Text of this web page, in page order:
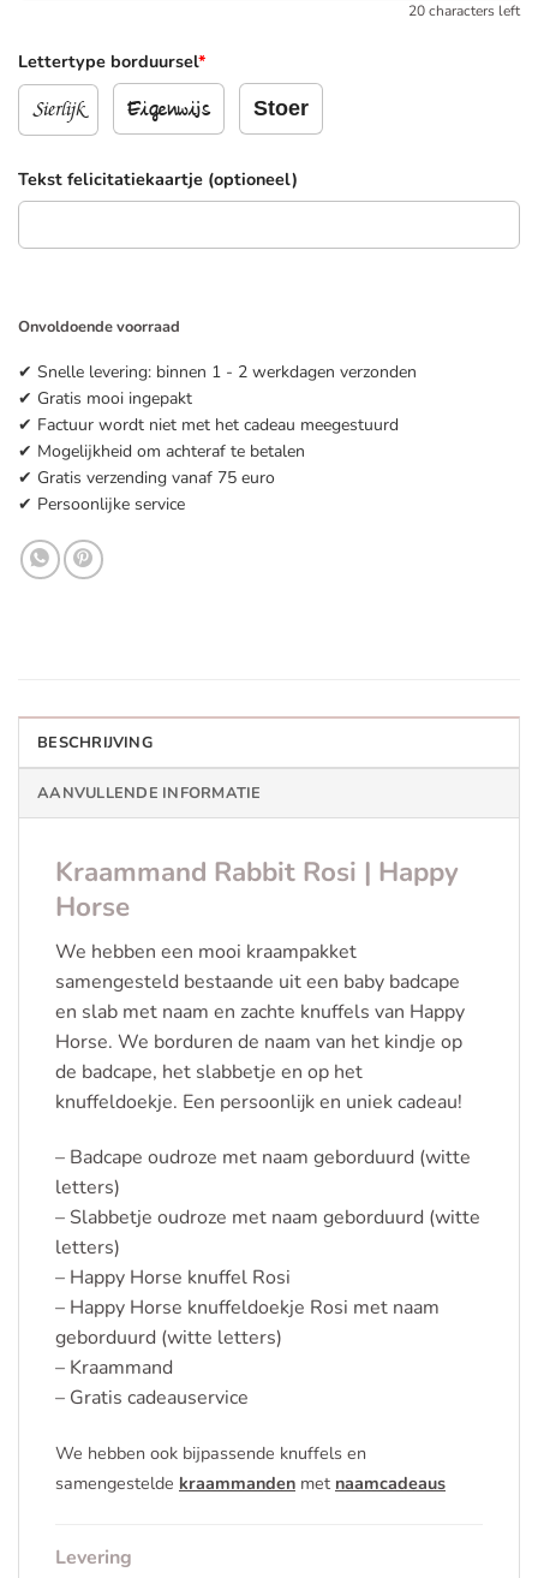
20 characters left
Lettertype borduursel*
Sierlijk Eigenwijs Stoer
Tekst felicitatiekaartje (optioneel)
Onvoldoende voorraad
✔ Snelle levering: binnen 1 - 2 werkdagen verzonden
✔ Gratis mooi ingepakt
✔ Factuur wordt niet met het cadeau meegestuurd
✔ Mogelijkheid om achteraf te betalen
✔ Gratis verzending vanaf 75 euro
✔ Persoonlijke service
BESCHRIJVING
AANVULLENDE INFORMATIE
Kraammand Rabbit Rosi | Happy
Horse
We hebben een mooi kraampakket
samengesteld bestaande uit een baby badcape
en slab met naam en zachte knuffels van Happy
Horse. We borduren de naam van het kindje op
de badcape, het slabbetje en op het
knuffeldoekje. Een persoonlijk en uniek cadeau!
– Badcape oudroze met naam geborduurd (witte
letters)
– Slabbetje oudroze met naam geborduurd (witte
letters)
– Happy Horse knuffel Rosi
– Happy Horse knuffeldoekje Rosi met naam
geborduurd (witte letters)
– Kraammand
– Gratis cadeauservice
We hebben ook bijpassende knuffels en
samengestelde kraammanden met naamcadeaus
Levering